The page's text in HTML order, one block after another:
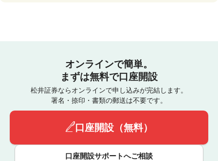
オンラインで簡単。
まずは無料で口座開設
松井証券ならオンラインで申し込みが完結します。
署名・捺印・書類の郵送は不要です。
口座開設（無料）
口座開設サポートへご相談